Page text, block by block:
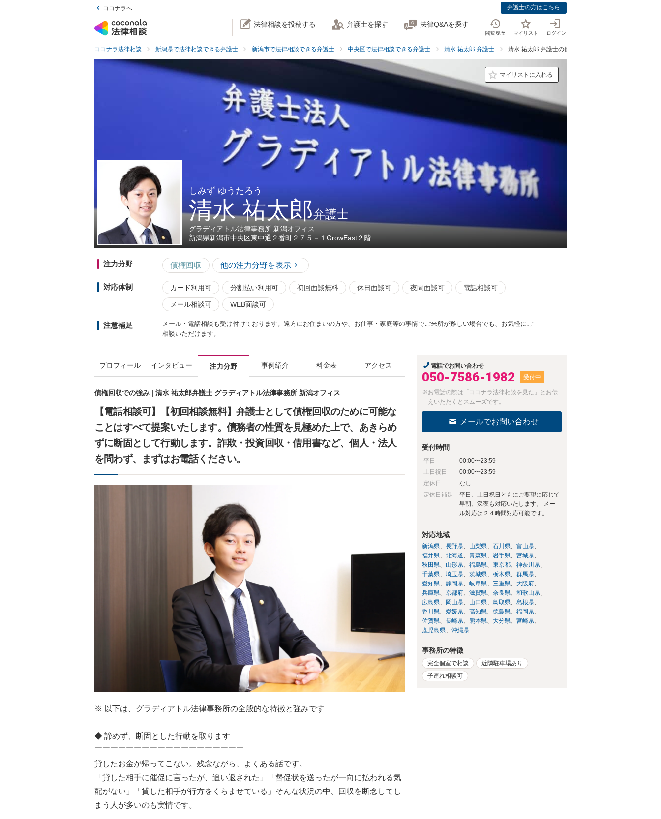
ココナラへ 弁護士の方はこちら
法律相談を投稿する 弁護士を探す 法律Q&Aを探す
閲覧履歴 マイリスト ログイン
ココナラ法律相談 新潟県で法律相談できる弁護士 新潟市で法律相談できる弁護士 中央区で法律相談できる弁護士 清水 祐太郎 弁護士 清水 祐太郎 弁護士の債権回収での強み
マイリストに入れる
しみず ゆうたろう
清水 祐太郎弁護士
グラディアトル法律事務所 新潟オフィス
新潟県新潟市中央区東中通２番町２７５－１GrowEast２階
注力分野 債権回収 他の注力分野を表示
対応体制 カード利用可 分割払い利用可 初回面談無料 休日面談可 夜間面談可 電話相談可
メール相談可 WEB面談可
注意補足
メール・電話相談も受け付けております。遠方にお住まいの方や、お仕事・家庭等の事情でご来所が難しい場合でも、お気軽にご
相談いただけます。
プロフィール インタビュー 注力分野 事例紹介 料金表 アクセス
債権回収での強み | 清水 祐太郎弁護士 グラディアトル法律事務所 新潟オフィス
【電話相談可】【初回相談無料】弁護士として債権回収のために可能な
ことはすべて提案いたします。債務者の性質を見極めた上で、あきらめ
ずに断固として行動します。詐欺・投資回収・借用書など、個人・法人
を問わず、まずはお電話ください。
※ 以下は、グラディアトル法律事務所の全般的な特徴と強みです
◆ 諦めず、断固とした行動を取ります
￣￣￣￣￣￣￣￣￣￣￣￣￣￣￣￣￣￣￣
貸したお金が帰ってこない。残念ながら、よくある話です。
「貸した相手に催促に言ったが、追い返された」「督促状を送ったが一向に払われる気
配がない」「貸した相手が行方をくらませている」そんな状況の中、回収を断念してし
まう人が多いのも実情です。
電話でお問い合わせ
050-7586-1982 受付中
※お電話の際は「ココナラ法律相談を見た」とお伝
えいただくとスムーズです。
メールでお問い合わせ
受付時間
平日
00:00〜23:59
土日祝日
00:00〜23:59
定休日
なし
定休日補足
平日、土日祝日ともにご要望に応じて
早朝、深夜も対応いたします。 メー
ル対応は２４時間対応可能です。
対応地域
新潟県 長野県 山梨県 石川県
富山県
福井県
北海道 青森県 岩手県
宮城県
秋田県
山形県 福島県 東京都
神奈川県
千葉県
埼玉県 茨城県 栃木県
群馬県
愛知県
静岡県 岐阜県 三重県
大阪府
兵庫県
京都府 滋賀県 奈良県
和歌山県
広島県
岡山県 山口県 鳥取県
島根県
香川県
愛媛県 高知県 徳島県
福岡県
佐賀県
長崎県 熊本県 大分県
宮崎県
鹿児島県
沖縄県
事務所の特徴
完全個室で相談
近隣駐車場あり
子連れ相談可